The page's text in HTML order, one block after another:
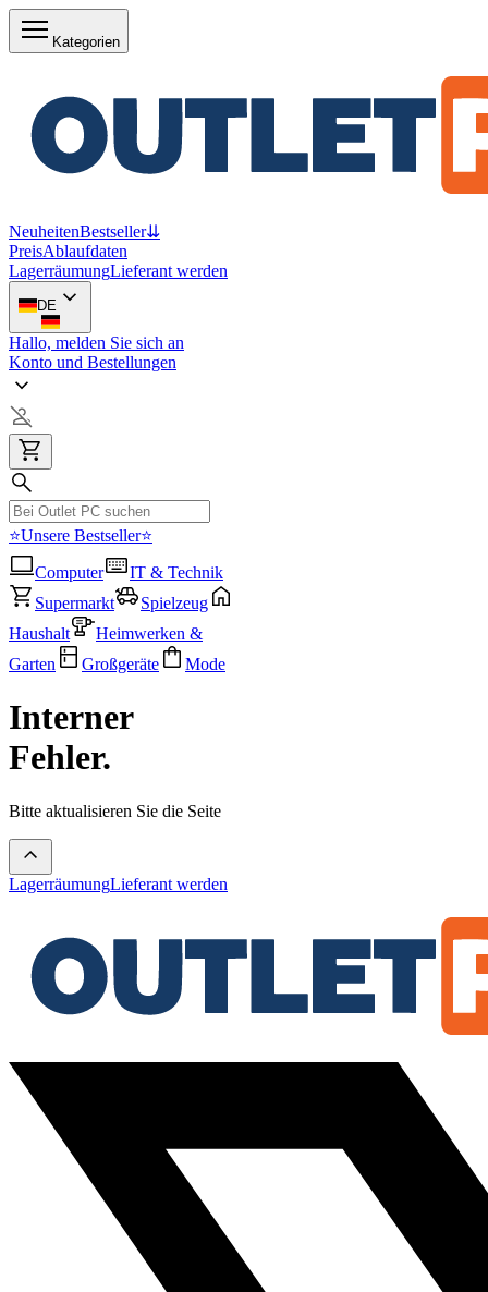
Kategorien
NeuheitenBestseller⇊
PreisAblaufdaten
LagerräumungLieferant werden
DE
Hallo, melden Sie sich an
Konto und Bestellungen
⭐Unsere Bestseller⭐
Computer
IT & Technik
Supermarkt
Spielzeug
Haushalt
Heimwerken &
Garten
Großgeräte Mode
Interner
Fehler.
Bitte aktualisieren Sie die Seite
LagerräumungLieferant werden